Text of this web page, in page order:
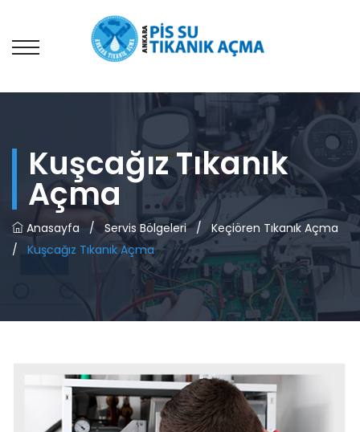
Kuşcağız Tıkanık
Açma
Anasayfa / Servis Bölgeleri / Keçiören Tıkanık Açma
/
Kuşcağız Tıkanık Açma